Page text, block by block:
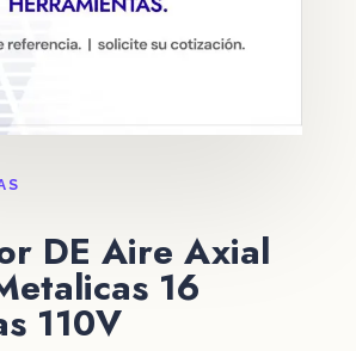
DE Aire Axial
16
110V